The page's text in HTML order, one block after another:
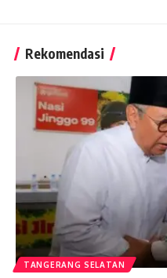
Rekomendasi
TANGERANG SELATAN